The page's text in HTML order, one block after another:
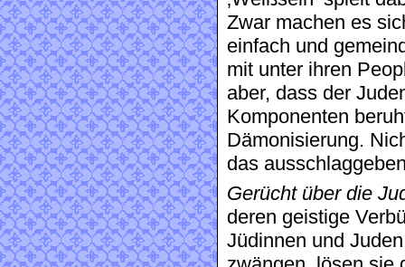
Zwar machen es
einfach und
mit unter ihren
aber, dass der
Komponenten
Dämonisierung.
das
Gerücht über die
deren geistige
Jüdinnen und